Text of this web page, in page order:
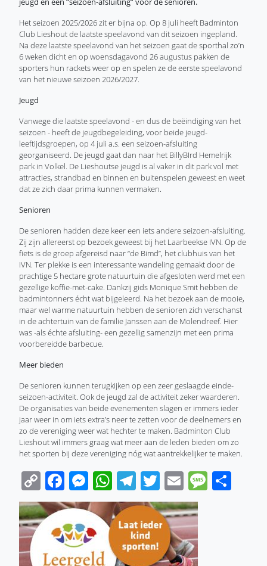
Het seizoen 2025/2026 zit er bijna op. Op 8 juli heeft Badminton
Club Lieshout de laatste speelavond van dit seizoen ingepland.
Na deze laatste speelavond van het seizoen gaat de sporthal zo’n
6 weken dicht en op woensdagavond 26 augustus pakken de
sporters hun rackets weer op en spelen ze de eerste speelavond
van het nieuwe seizoen 2026/2027.
Jeugd
Vanwege die laatste speelavond - en dus de beëindiging van het
seizoen - heeft de jeugdbegeleiding, voor beide jeugd-
leeftijdsgroepen, op 4 juli a.s. een seizoen-afsluiting
georganiseerd. De jeugd gaat dan naar het BillyBIrd Hemelrijk
park in Volkel. De Lieshoutse jeugd is al vaker in dit park vol met
attracties, strandbad en binnen en buitenspelen geweest en weet
dat ze zich daar prima kunnen vermaken.
Senioren
De senioren hadden deze keer een iets andere seizoen-afsluiting.
Zij zijn allereerst op bezoek geweest bij het Laarbeekse IVN. Op de
fiets is de groep afgereisd naar “de Bimd”, het clubhuis van het
IVN. Ter plekke is een interessante wandeling gemaakt door de
prachtige 5 hectare grote natuurtuin die afgesloten werd met een
gezellige koffie-met-cake. Dankzij gids Monique Smit hebben de
badmintonners écht wat bijgeleerd. Na het bezoek aan de mooie,
maar wel warme natuurtuin hebben de senioren zich verschanst
in de achtertuin van de familie Janssen aan de Molendreef. Hier
was -als échte afsluiting- een gezellig samenzijn met een prima
voorbereidde barbecue.
Meer bieden
De senioren kunnen terugkijken op een zeer geslaagde einde-
seizoen-activiteit. Ook de jeugd zal de activiteit zeker waarderen.
De organisaties van beide evenementen slagen er immers ieder
jaar weer in om iets extra’s neer te zetten voor de deelnemers en
zo de vereniging weer wat hechter te maken. Badminton Club
Lieshout wil immers graag wat meer aan de leden bieden om zo
het sporten bij deze vereniging nóg wat aantrekkelijker te maken.
Copy
Link
Facebook
Messenger
WhatsApp
Telegram
Twitter
Email